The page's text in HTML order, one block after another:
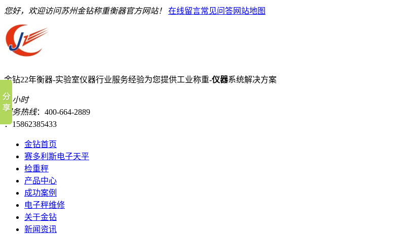
您好，欢迎访问苏州金钻称重衡器官方网站！ 在线留言常见问答网站地图
金钻22年衡器-实验室仪器行业服务经验为您提供工业称重-仪器系统解决方案
24小时
服务热线：400-664-2889
：15862385433
金钻首页
赛多利斯电子天平
检重秤
产品中心
成功案例
电子秤维修
关于金钻
新闻资讯